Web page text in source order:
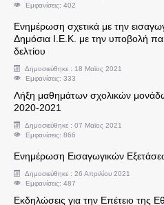
Υπερωρίες για
Στοιχεία Εκτέλεσης
Δικαιολογητικά
Εμφανίσεις: 402
Ενημέρωση σχετικά με την
Δημόσια Ι.Ε.Κ. με την υποβολή
δελτίου
Δημοσιεύθηκε : 18 Μαϊος 2021
Εμφανίσεις: 333
Λήξη μαθημάτων σχολικών
2020-2021
Δημοσιεύθηκε : 07 Μαϊος 2021
Εμφανίσεις: 866
Ενημέρωση Εισαγωγικών
Δημοσιεύθηκε : 26 Απριλίου 2021
Εμφανίσεις: 487
Εκδηλώσεις για την Επέτειο της